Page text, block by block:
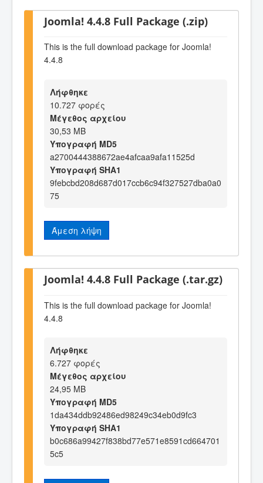
Joomla! 4.4.8 Full Package (.zip)
This is the full download package for Joomla!
4.4.8
Λήφθηκε
10.727 φορές
Μέγεθος αρχείου
30,53 MB
Υπογραφή MD5
a2700444388672ae4afcaa9afa11525d
Υπογραφή SHA1
9febcbd208d687d017ccb6c94f327527dba0a0
75
Άμεση λήψη
Joomla! 4.4.8 Full Package (.tar.gz)
This is the full download package for Joomla!
4.4.8
Λήφθηκε
6.727 φορές
Μέγεθος αρχείου
24,95 MB
Υπογραφή MD5
1da434ddb92486ed98249c34eb0d9fc3
Υπογραφή SHA1
b0c686a99427f838bd77e571e8591cd664701
5c5